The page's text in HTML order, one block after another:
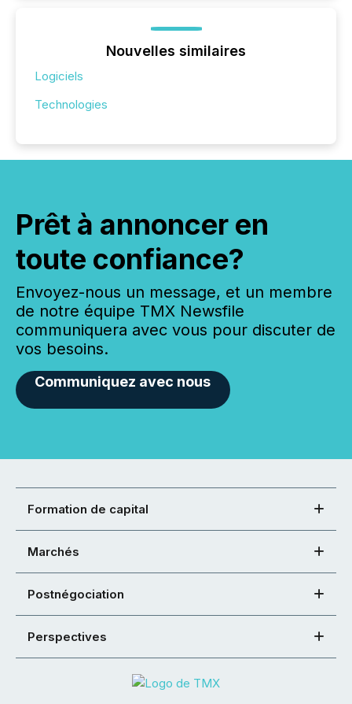
Nouvelles similaires
Logiciels
Technologies
Prêt à annoncer en
toute confiance?
Envoyez-nous un message, et un membre
de notre équipe TMX Newsfile
communiquera avec vous pour discuter de
vos besoins.
Communiquez avec nous
Formation de capital
Marchés
Postnégociation
Perspectives